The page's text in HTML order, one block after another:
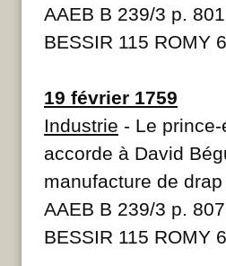
AAEB B 239/3 p. 801
BESSIR 115 ROMY
19 février 1759
Industrie - Le
accorde à David
manufacture de
AAEB B 239/3 p. 807
BESSIR 115 ROMY